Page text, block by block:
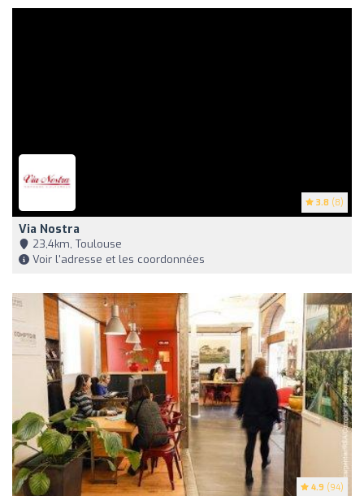
3.8 (8)
Via Nostra
23,4km, Toulouse
Voir l'adresse et les coordonnées
4.9 (94)